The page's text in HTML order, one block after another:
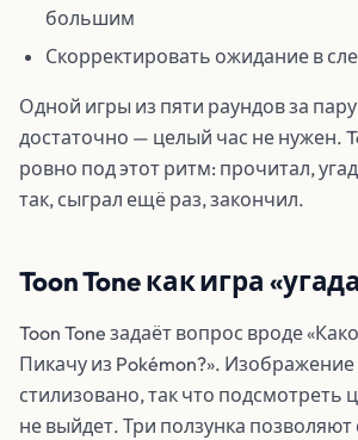
большим
Скорректировать ожидание в
Одной игры из пяти раундов за
достаточно — целый час не нужен.
ровно под этот ритм: прочитал,
так, сыграл ещё раз, закончил.
Toon Tone как игра
Toon Tone задаёт вопрос вроде
Пикачу из Pokémon?».
стилизовано, так что подсмотреть
не выйдет. Три ползунка